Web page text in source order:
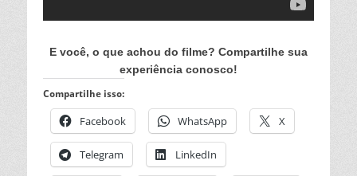
E você, o que achou do filme? Compartilhe sua
experiência conosco!
Compartilhe isso:
Facebook WhatsApp X
Telegram LinkedIn